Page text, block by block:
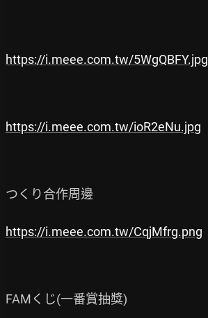
https://i.meee.com.tw/5WgQBFY.jpg
https://i.meee.com.tw/ioR2eNu.jpg
つくり合作周邊
https://i.meee.com.tw/CqjMfrg.png
FAMくじ(一番賞抽獎)